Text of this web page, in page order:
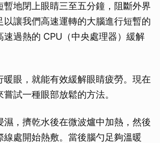
暫地閉上眼睛三至五分鐘，阻斷外界
以讓我們高速運轉的大腦進行短暫的
速過熱的 CPU（中央處理器）緩解
暖眼，就能有效緩解眼睛疲勞。現在
試一種眼部放鬆的方法。
濕，擠乾水後在微波爐中加熱，然後
線處開始熱敷。當後腦勺足夠溫暖